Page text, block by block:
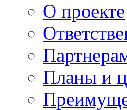
О проекте
Планы и